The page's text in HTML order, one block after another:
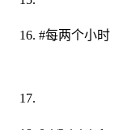
#每两个小时